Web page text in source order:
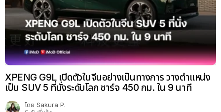
XPENG G9L เปิดตัวในจีนอย่างเป็นทางการ วางตำแหน่ง
เป็น SUV 5 ที่นั่งระดับโลก ชาร์จ 450 กม. ใน 9 นาที
โดย Sakura P.